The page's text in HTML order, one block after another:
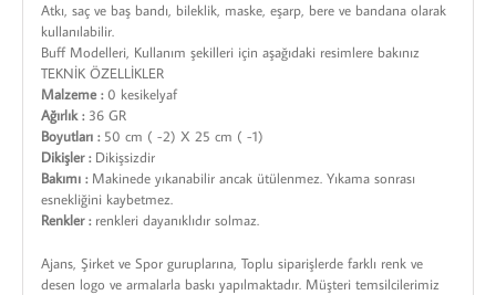
Atkı, saç ve baş bandı, bileklik, maske, eşarp, bere ve bandana olarak
kullanılabilir.
Buff Modelleri, Kullanım şekilleri için aşağıdaki resimlere bakınız
TEKNİK ÖZELLİKLER
Malzeme :0 kesikelyaf
Ağırlık :36 GR
Boyutları :50 cm ( -2) X 25 cm ( -1)
Dikişler : Dikişsizdir
Bakımı : Makinede yıkanabilir ancak ütülenmez. Yıkama sonrası
esnekliğini kaybetmez.
Renkler :renkleri dayanıklıdır solmaz.
Ajans, Şirket ve Spor guruplarına, Toplu siparişlerde farklı renk ve
desen logo ve armalarla baskı yapılmaktadır. Müşteri temsilcilerimiz